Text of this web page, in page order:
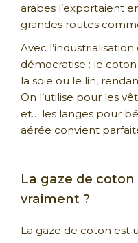
arabes l’exportaient
grandes routes
Avec l’industrialisation
démocratise : le
la soie ou le lin,
On l’utilise pour les
et… les langes pour
aérée convient
La gaze de coton
vraiment ?
La gaze de coton est